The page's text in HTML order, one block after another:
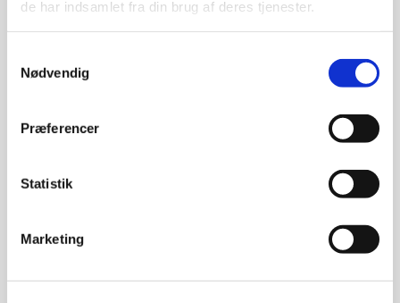
de har indsamlet fra din brug af deres tjenester.
Nødvendig
Præferencer
Statistik
Marketing
universitetet i hverdagene.
kunne godt mærkes, at man var på SU. Jeg
mange ture jeg var på. Det vil altså sige, at det
Melbourne.